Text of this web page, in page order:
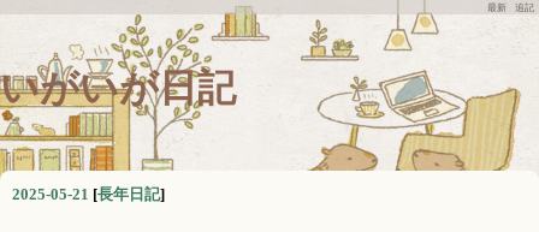
最新 追記
いがいが日記
2025-05-21 [長年日記]